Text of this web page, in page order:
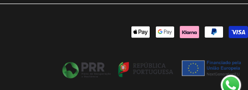
Métodos
pagamento